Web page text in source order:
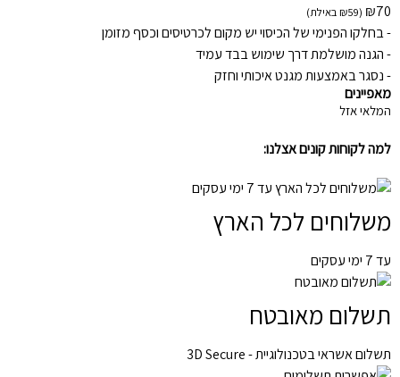
₪70
(
₪59 באילת)
- בחלקו הפנימי של הכיסוי יש מקום לכרטיסים וכסף מזומן
- הגנה מושלמת דרך שימוש בבד עמיד
- נסגר באמצעות מגנט איכותי וחזק
מאפיינים
המלאי אזל
למה לקוחות קונים אצלנו:
משלוחים לכל הארץ
עד 7 ימי עסקים
תשלום מאובטח
תשלום אשראי בטכנולוגיית - 3D Secure